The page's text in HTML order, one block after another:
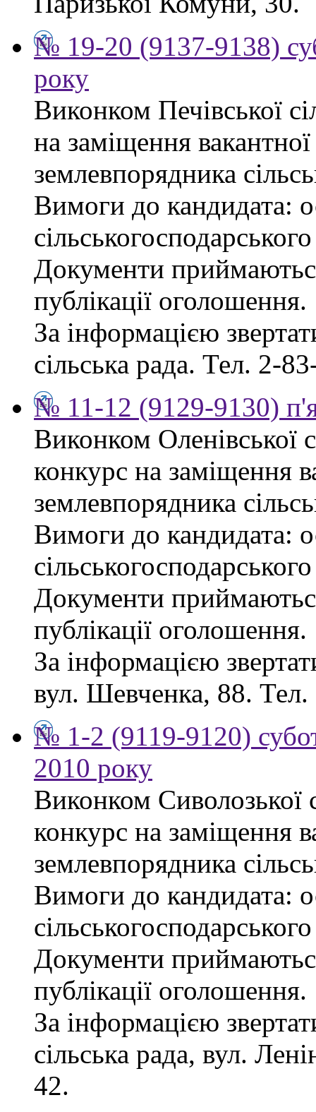
№ 19-20 (9137-9138)
року
Виконком Печівської
на заміщення
землевпорядника
Вимоги до кандидата:
Документи
публікації оголошення.
За інформацією
сільська рада. Тел. 2-
№ 11-12 (9129-9130)
Виконком Оленівської
конкурс на заміщення
землевпорядника
Вимоги до кандидата:
Документи
публікації оголошення.
За інформацією
вул. Шевченка, 88.
№ 1-2 (9119-9120)
2010 року
Виконком Сиволозької
конкурс на заміщення
землевпорядника
Вимоги до кандидата:
Документи
публікації оголошення.
За інформацією
сільська рада, вул.
42.